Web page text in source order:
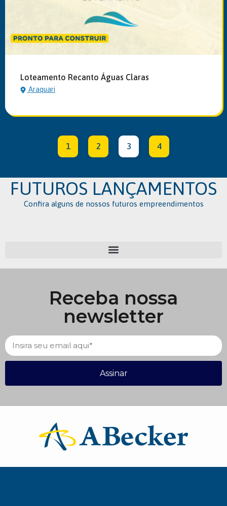
Loteamento Recanto Águas Claras
Araquari
1 2 3 4
FUTUROS LANÇAMENTOS
Confira alguns de nossos futuros empreendimentos
Receba nossa
newsletter
Assinar